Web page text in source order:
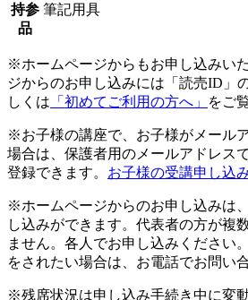
持参
品
筆記用具
※ホームページからもお申し込みい
ジからのお申し込みには「読売ID」
しくは 「初めてご利用の方へ」 をご
※お子様の講座で、お子様がメール
場合は、保護者用のメールアドレス
登録できます。 お子様の受講申し込
※ホームページからのお申し込みは
し込みができます。代表者の方が複
ません。各人でお申し込みください
をされたい場合は、お電話でお問い
※残席状況は申し込み手続き中に変